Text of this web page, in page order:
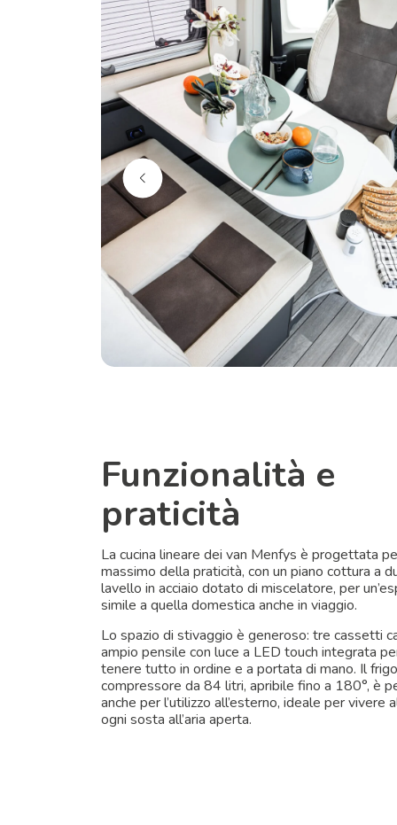
Funzionalità e
praticità
La cucina lineare dei van Menfys è progettata
massimo della praticità, con un piano cottura a
lavello in acciaio dotato di miscelatore, per
simile a quella domestica anche in viaggio.
Lo spazio di stivaggio è generoso: tre cassetti
ampio pensile con luce a LED touch integrata
tenere tutto in ordine e a portata di mano. Il
compressore da 84 litri, apribile fino a 180°, è
anche per l’utilizzo all’esterno, ideale per vivere
ogni sosta all’aria aperta.